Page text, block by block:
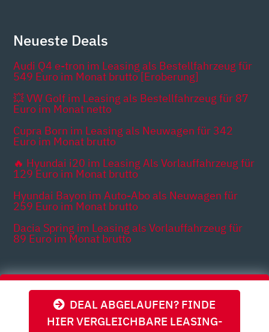
DEAL ABGELAUFEN? FINDE
HIER VERGLEICHBARE LEASING-
Neueste Deals
Audi Q4 e-tron im Leasing als Bestellfahrzeug für
549 Euro im Monat brutto [Eroberung]
💥 VW Golf im Leasing als Bestellfahrzeug für 87
Euro im Monat netto
Cupra Born im Leasing als Neuwagen für 342
Euro im Monat brutto
🔥 Hyundai i20 im Leasing Als Vorlauffahrzeug für
129 Euro im Monat brutto
Hyundai Bayon im Auto-Abo als Neuwagen für
259 Euro im Monat brutto
Dacia Spring im Leasing als Vorlauffahrzeug für
89 Euro im Monat brutto